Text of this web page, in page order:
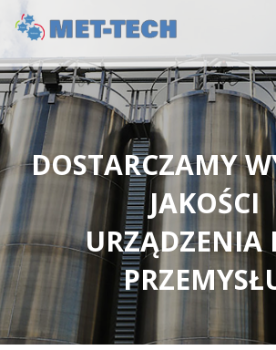
DOSTARCZAMY
JAKOŚCI
URZĄDZENIA